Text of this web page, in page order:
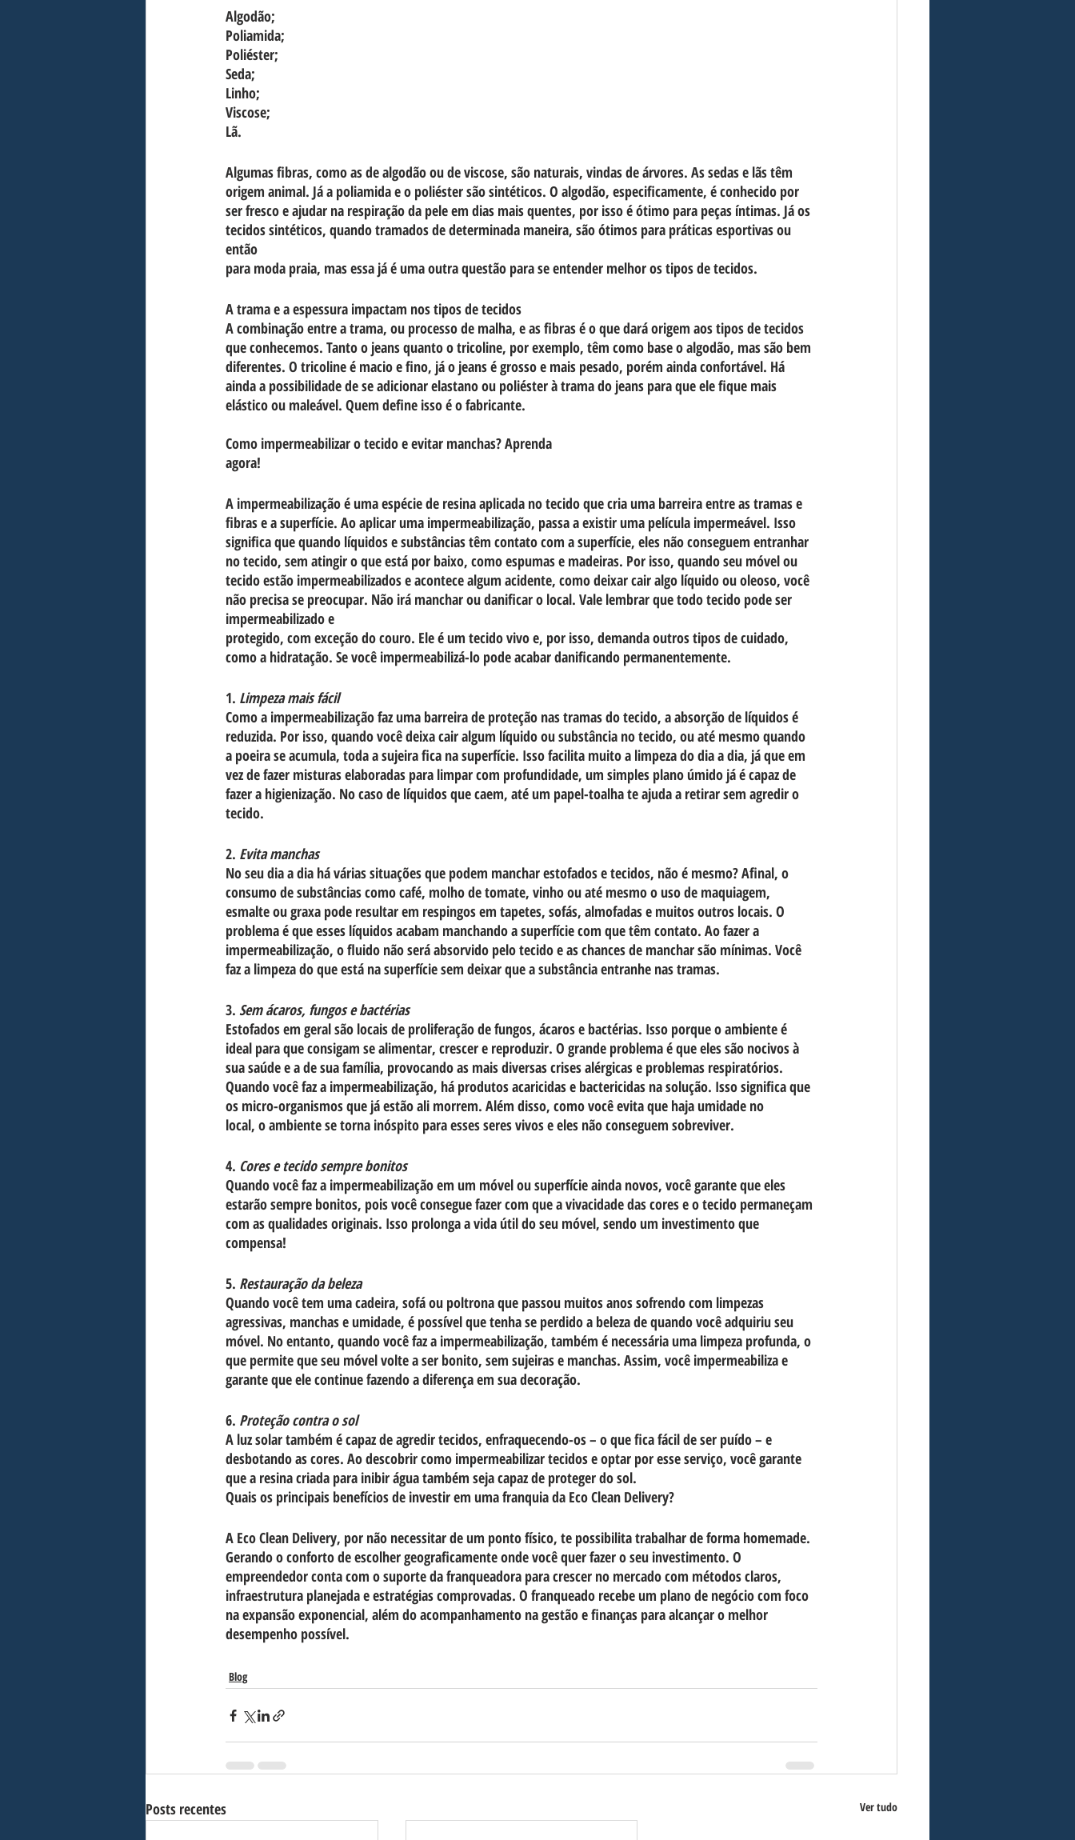
Algodão;
Poliamida;
Poliéster;
Seda;
Linho;
Viscose;
Lã.
Algumas fibras, como as de algodão ou de viscose, são naturais, vindas de árvores. As sedas e lãs têm
origem animal. Já a poliamida e o poliéster são sintéticos. O algodão, especificamente, é conhecido por
ser fresco e ajudar na respiração da pele em dias mais quentes, por isso é ótimo para peças íntimas. Já os
tecidos sintéticos, quando tramados de determinada maneira, são ótimos para práticas esportivas ou
então
para moda praia, mas essa já é uma outra questão para se entender melhor os tipos de tecidos.
A trama e a espessura impactam nos tipos de tecidos
A combinação entre a trama, ou processo de malha, e as fibras é o que dará origem aos tipos de tecidos
que conhecemos. Tanto o jeans quanto o tricoline, por exemplo, têm como base o algodão, mas são bem
diferentes. O tricoline é macio e fino, já o jeans é grosso e mais pesado, porém ainda confortável. Há
ainda a possibilidade de se adicionar elastano ou poliéster à trama do jeans para que ele fique mais
elástico ou maleável. Quem define isso é o fabricante.
Como impermeabilizar o tecido e evitar manchas? Aprenda
agora!
A impermeabilização é uma espécie de resina aplicada no tecido que cria uma barreira entre as tramas e
fibras e a superfície. Ao aplicar uma impermeabilização, passa a existir uma película impermeável. Isso
significa que quando líquidos e substâncias têm contato com a superfície, eles não conseguem entranhar
no tecido, sem atingir o que está por baixo, como espumas e madeiras. Por isso, quando seu móvel ou
tecido estão impermeabilizados e acontece algum acidente, como deixar cair algo líquido ou oleoso, você
não precisa se preocupar. Não irá manchar ou danificar o local. Vale lembrar que todo tecido pode ser
impermeabilizado e
protegido, com exceção do couro. Ele é um tecido vivo e, por isso, demanda outros tipos de cuidado,
como a hidratação. Se você impermeabilizá-lo pode acabar danificando permanentemente.
1. Limpeza mais fácil
Como a impermeabilização faz uma barreira de proteção nas tramas do tecido, a absorção de líquidos é
reduzida. Por isso, quando você deixa cair algum líquido ou substância no tecido, ou até mesmo quando
a poeira se acumula, toda a sujeira fica na superfície. Isso facilita muito a limpeza do dia a dia, já que em
vez de fazer misturas elaboradas para limpar com profundidade, um simples plano úmido já é capaz de
fazer a higienização. No caso de líquidos que caem, até um papel-toalha te ajuda a retirar sem agredir o
tecido.
2. Evita manchas
No seu dia a dia há várias situações que podem manchar estofados e tecidos, não é mesmo? Afinal, o
consumo de substâncias como café, molho de tomate, vinho ou até mesmo o uso de maquiagem,
esmalte ou graxa pode resultar em respingos em tapetes, sofás, almofadas e muitos outros locais. O
problema é que esses líquidos acabam manchando a superfície com que têm contato. Ao fazer a
impermeabilização, o fluido não será absorvido pelo tecido e as chances de manchar são mínimas. Você
faz a limpeza do que está na superfície sem deixar que a substância entranhe nas tramas.
3. Sem ácaros, fungos e bactérias
Estofados em geral são locais de proliferação de fungos, ácaros e bactérias. Isso porque o ambiente é
ideal para que consigam se alimentar, crescer e reproduzir. O grande problema é que eles são nocivos à
sua saúde e a de sua família, provocando as mais diversas crises alérgicas e problemas respiratórios.
Quando você faz a impermeabilização, há produtos acaricidas e bactericidas na solução. Isso significa que
os micro-organismos que já estão ali morrem. Além disso, como você evita que haja umidade no
local, o ambiente se torna inóspito para esses seres vivos e eles não conseguem sobreviver.
4. Cores e tecido sempre bonitos
Quando você faz a impermeabilização em um móvel ou superfície ainda novos, você garante que eles
estarão sempre bonitos, pois você consegue fazer com que a vivacidade das cores e o tecido permaneçam
com as qualidades originais. Isso prolonga a vida útil do seu móvel, sendo um investimento que
compensa!
5. Restauração da beleza
Quando você tem uma cadeira, sofá ou poltrona que passou muitos anos sofrendo com limpezas
agressivas, manchas e umidade, é possível que tenha se perdido a beleza de quando você adquiriu seu
móvel. No entanto, quando você faz a impermeabilização, também é necessária uma limpeza profunda, o
que permite que seu móvel volte a ser bonito, sem sujeiras e manchas. Assim, você impermeabiliza e
garante que ele continue fazendo a diferença em sua decoração.
6. Proteção contra o sol
A luz solar também é capaz de agredir tecidos, enfraquecendo-os – o que fica fácil de ser puído – e
desbotando as cores. Ao descobrir como impermeabilizar tecidos e optar por esse serviço, você garante
que a resina criada para inibir água também seja capaz de proteger do sol.
Quais os principais benefícios de investir em uma franquia da Eco Clean Delivery?
A Eco Clean Delivery, por não necessitar de um ponto físico, te possibilita trabalhar de forma homemade.
Gerando o conforto de escolher geograficamente onde você quer fazer o seu investimento. O
empreendedor conta com o suporte da franqueadora para crescer no mercado com métodos claros,
infraestrutura planejada e estratégias comprovadas. O franqueado recebe um plano de negócio com foco
na expansão exponencial, além do acompanhamento na gestão e finanças para alcançar o melhor
desempenho possível.
Blog
Posts recentes Ver tudo